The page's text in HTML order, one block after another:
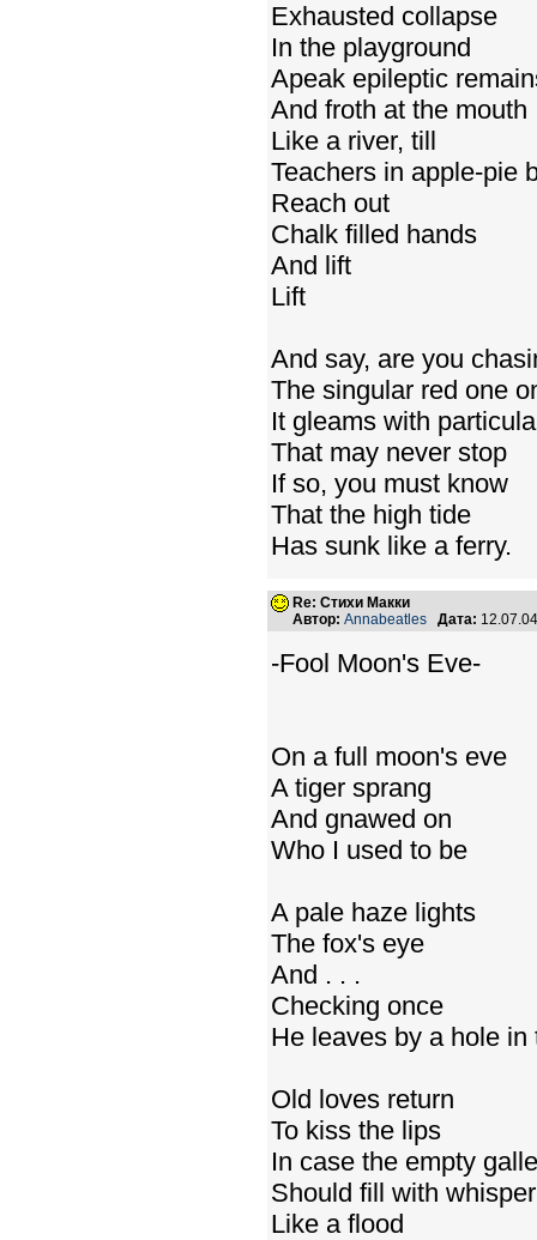
Exhausted collapse
In the playground
Apeak epileptic
And froth at the mouth
Like a river, till
Teachers in apple-pie
Reach out
Chalk filled hands
And lift
Lift
And say, are you
The singular red one
It gleams with
That may never stop
If so, you must know
That the high tide
Has sunk like a ferry.
Re: Стихи Макки
Автор: Annabeatles Дата:
-Fool Moon's Eve-
On a full moon's eve
A tiger sprang
And gnawed on
Who I used to be
A pale haze lights
The fox's eye
And . . .
Checking once
He leaves by a hole in
Old loves return
To kiss the lips
In case the empty
Should fill with
Like a flood